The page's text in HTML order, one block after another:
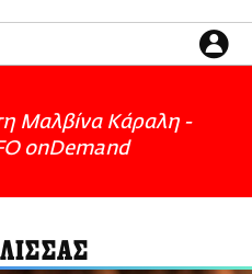
το
Μαλβίνα Κάραλη -
onDemand